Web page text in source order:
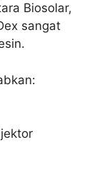
Biosolar,
sangat